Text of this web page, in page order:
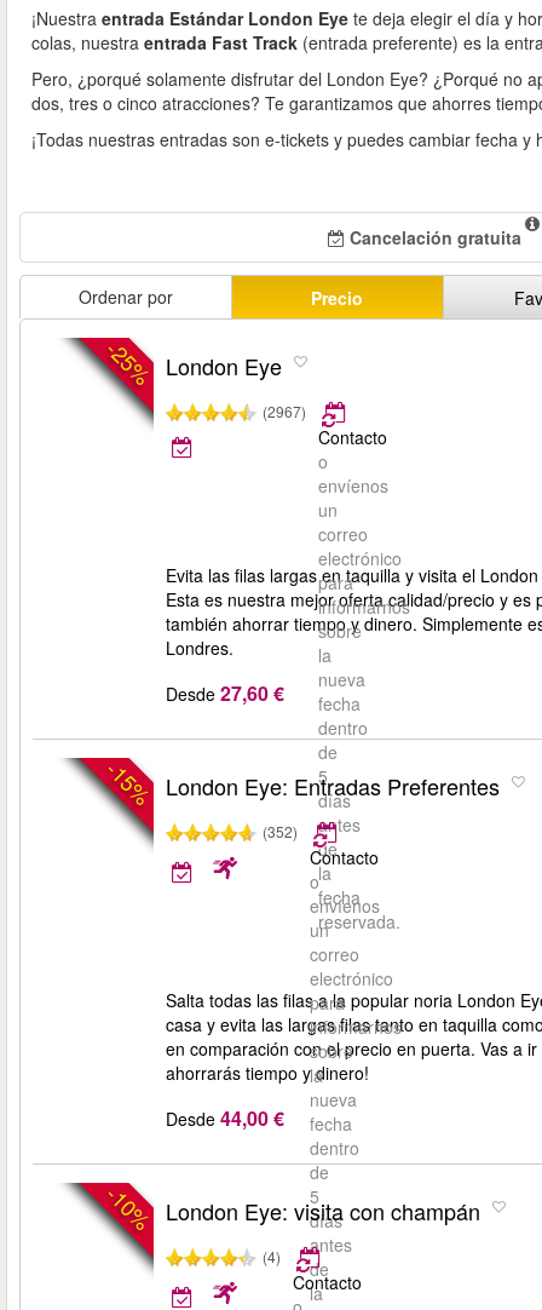
¡Nuestra entrada Estándar London Eye te deja elegir el día y
colas, nuestra entrada Fast Track (entrada preferente) es la
Pero, ¿porqué solamente disfrutar del London Eye? ¿Porqué no
dos, tres o cinco atracciones? Te garantizamos que ahorres
¡Todas nuestras entradas son e-tickets y puedes cambiar fecha
Cancelación gratuita
Ordenar por Precio
-25% London Eye
(2967)
Contacto
o
envíenos
un
correo
electrónico
para
informarnos
sobre
la
nueva
fecha
dentro
de
5
días
antes
de
la
fecha
reservada.
Evita las filas largas en taquilla y visita el
Esta es nuestra mejor oferta calidad/precio y
también ahorrar tiempo y dinero. Simplemente
Londres.
Desde 27,60 €
-15% London Eye: Entradas Preferentes
(352)
Contacto
o
envíenos
un
correo
electrónico
para
informarnos
sobre
la
nueva
fecha
dentro
de
5
días
antes
de
la
Salta todas las filas a la popular noria London
casa y evita las largas filas tanto en taquilla
en comparación con el precio en puerta. Vas a
ahorrarás tiempo y dinero!
Desde 44,00 €
-10% London Eye: visita con champán
(4)
Contacto